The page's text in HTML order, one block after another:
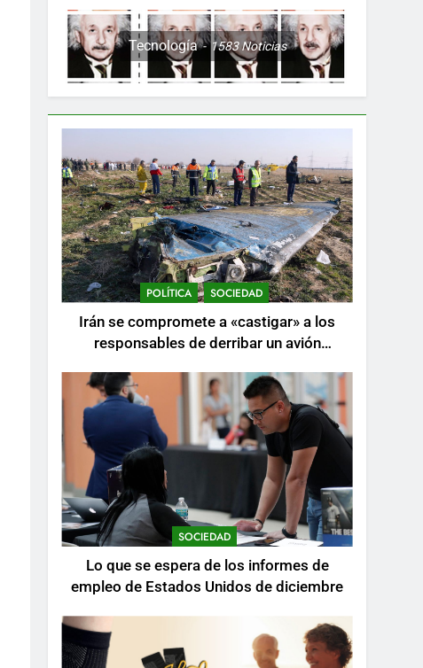
Tecnología 1583Noticias
POLÍTICA SOCIEDAD
Irán se compromete a «castigar» a los
responsables de derribar un avión
SOCIEDAD
Lo que se espera de los informes de
empleo de Estados Unidos de diciembre